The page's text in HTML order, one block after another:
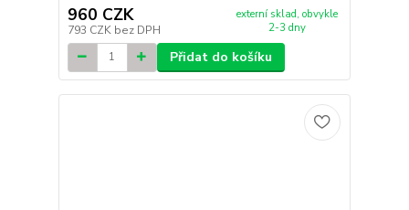
960 CZK
793 CZK bez DPH
externí sklad, obvykle
2-3 dny
Přidat do košíku